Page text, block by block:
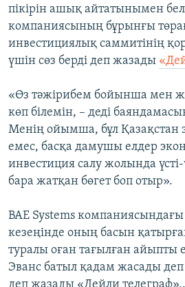
пікірін ашық айтатынымен
компаниясының бұрынғы
инвестициялық саммитінің
үшін сөз берді деп жазады
«Өз тәжірибем бойынша мен
көп білемін, – деді
Менің ойымша, бұл Қазақстан
емес, басқа дамушы елдер
инвестиция салу жолында үсті-
бара жатқан бөгет боп отыр».
BAE Systems
кезеңінде оның басын
туралы оған тағылған айыпты
Эванс батыл қадам жасады деп